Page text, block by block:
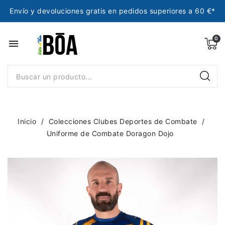
Envío y devoluciones gratis en pedidos superiores a 60 €*
menu
Inicio
Colecciones Clubes Deportes de Combate
Uniforme de Combate Doragon Dojo